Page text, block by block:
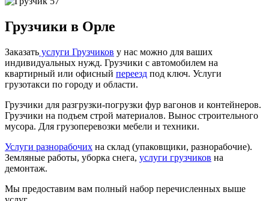
Грузчики в Орле
Заказать услуги Грузчиков у нас можно для ваших
индивидуальных нужд. Грузчики с автомобилем на
квартирный или офисный переезд под ключ. Услуги
грузотакси по городу и области.
Грузчики для разгрузки-погрузки фур вагонов и контейнеров.
Грузчики на подъем строй материалов. Вынос строительного
мусора. Для грузоперевозки мебели и техники.
Услуги разнорабочих на склад (упаковщики, разнорабочие).
Земляные работы, уборка снега, услуги грузчиков на
демонтаж.
Мы предоставим вам полный набор перечисленных выше